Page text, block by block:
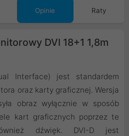
Opinie Raty
DVI 18+1 1,8m
Interface) jest standardem
oraz karty graficznej. Wersja
obraz wyłącznie w sposób
kart graficznych poprzez te
dźwięk. DVI-D jest